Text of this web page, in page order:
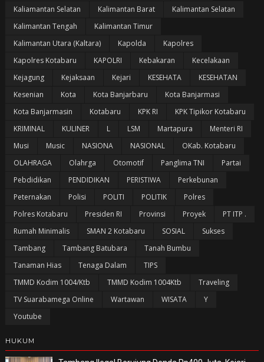
Kaliamantan Selatan
Kalimantan Barat
Kalimantan Selatan
Kalimantan Tengah
Kalimantan Timur
Kalimantan Utara (Kaltara)
Kapolda
Kapolres
Kapolres Kotabaru
KAPOLRI Kebakaran
Kecelakaan
Kejagung
Kejaksaan Kejari KESEHATA
KESEHATAN
Kesenian
Kota Kota Banjarbaru
Kota Banjarmasi
Kota Banjarmasin
Kotabaru KPK RI
KPK Tipikor Kotabaru
KRIMINAL
KULINER L LSM Martapura
Menteri RI
Musi
Music NASIONA NASIONAL
OKab. Kotabaru
OLAHRAGA
Olahrga Otomotif Panglima TNI
Partai
Pebdidikan
PENDIDIKAN PERISTIWA
Perkebunan
Peternakan
Polisi POLITI POLITIK
Polres
Polres Kotabaru
Presiden RI Provinsi Proyek
PT ITP .
Rumah Minimalis
SMAN 2 Kotabaru SOSIAL
Sukses
Tambang
Tambang Batubara
Tanah Bumbu
Tanaman Hias
Tenaga Dalam
TIPS
TMMD Kodim 1004/Ktb
TMMD Kodim 1004Ktb
Traveling
TV Suarabamega Online
Wartawan WISATA
Y
Youtube
HUKUM